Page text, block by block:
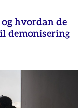
hvordan de
demonisering